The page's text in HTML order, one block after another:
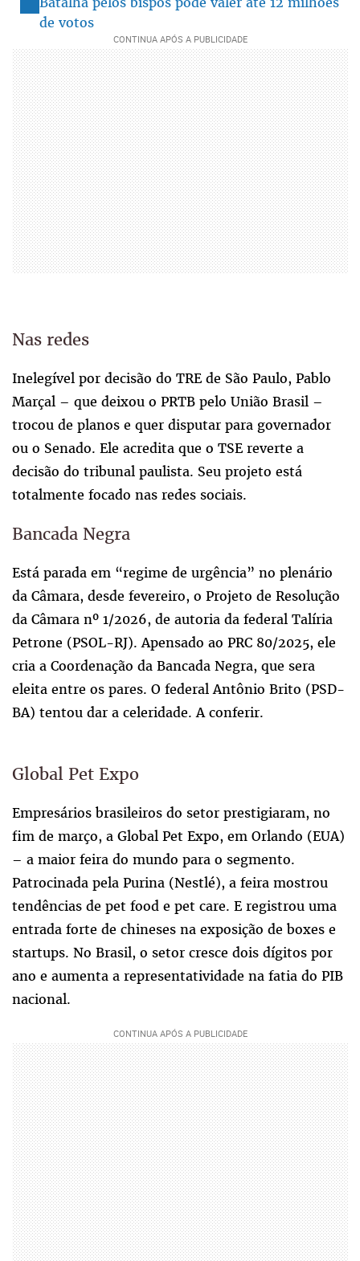
de votos
Nas redes
Inelegível por decisão do TRE de São Paulo, Pablo
Marçal – que deixou o PRTB pelo União Brasil –
trocou de planos e quer disputar para governador
ou o Senado. Ele acredita que o TSE reverte a
decisão do tribunal paulista. Seu projeto está
totalmente focado nas redes sociais.
Bancada Negra
Está parada em “regime de urgência” no plenário
da Câmara, desde fevereiro, o Projeto de Resolução
da Câmara nº 1/2026, de autoria da federal Talíria
Petrone (PSOL-RJ). Apensado ao PRC 80/2025, ele
cria a Coordenação da Bancada Negra, que sera
eleita entre os pares. O federal Antônio Brito (PSD-
BA) tentou dar a celeridade. A conferir.
Global Pet Expo
Empresários brasileiros do setor prestigiaram, no
fim de março, a Global Pet Expo, em Orlando (EUA)
– a maior feira do mundo para o segmento.
Patrocinada pela Purina (Nestlé), a feira mostrou
tendências de pet food e pet care. E registrou uma
entrada forte de chineses na exposição de boxes e
startups. No Brasil, o setor cresce dois dígitos por
ano e aumenta a representatividade na fatia do PIB
nacional.